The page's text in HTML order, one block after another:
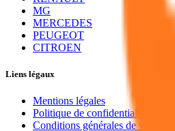
MG
MERCEDES
PEUGEOT
CITROEN
Liens légaux
Mentions légales
Politique de confidentialité
Conditions générales de vente